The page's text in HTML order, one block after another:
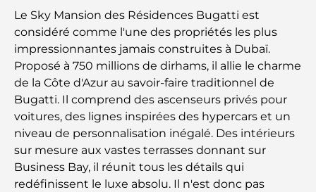
gastronomique inoubliable
Découverte des restaurants de Jumeirah Golf
Estates : un guide culinaire
Dubai Horse Racing: Where Tradition Meets
Global Competition
Cafés à Palm Jumeirah : Guide des meilleurs cafés
et lieux de vie de l’île
Le Sky Mansion des Résidences Bugatti est
considéré comme l'une des propriétés les plus
impressionnantes jamais construites à Dubaï.
Proposé à 750 millions de dirhams, il allie le charme
de la Côte d'Azur au savoir-faire traditionnel de
Bugatti. Il comprend des ascenseurs privés pour
voitures, des lignes inspirées des hypercars et un
niveau de personnalisation inégalé. Des intérieurs
sur mesure aux vastes terrasses donnant sur
Business Bay, il réunit tous les détails qui
redéfinissent le luxe absolu. Il n'est donc pas